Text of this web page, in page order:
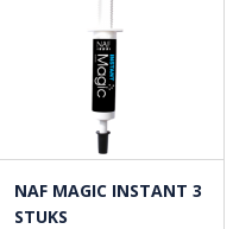
NAF MAGIC INSTANT 3
STUKS